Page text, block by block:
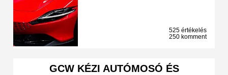
525 értékelés
250 komment
GCW KÉZI AUTÓMOSÓ ÉS